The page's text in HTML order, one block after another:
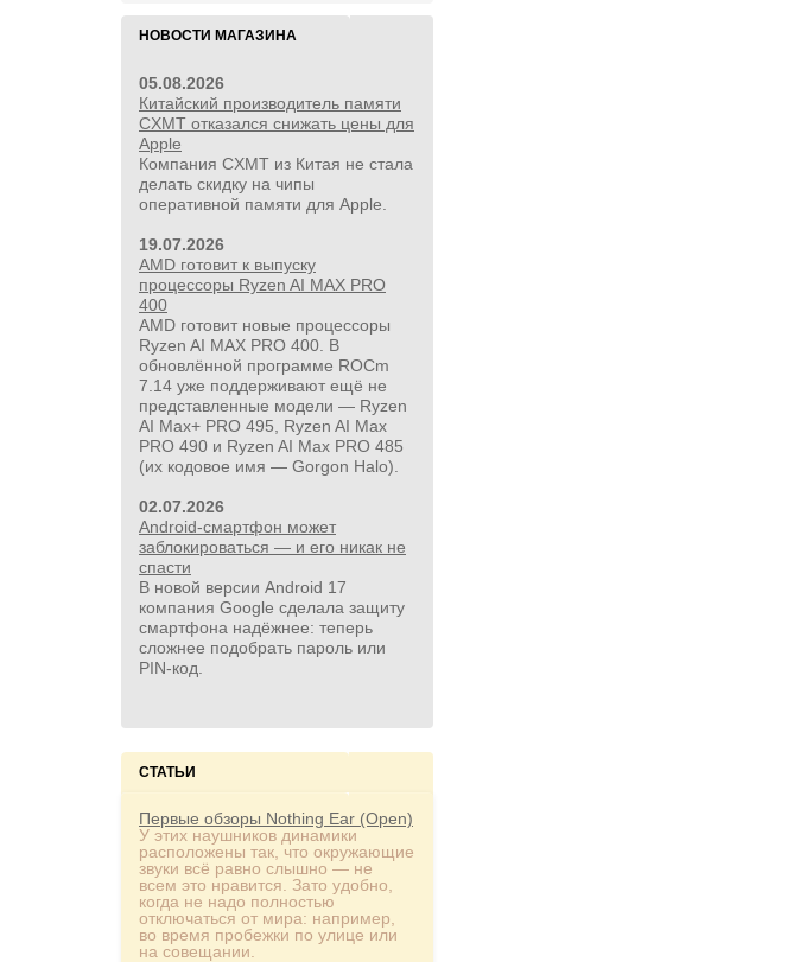
24 500руб.
УШМ болгарка Milwaukee M18
FUEL 2888-20 125 мм, красный
НОВОСТИ МАГАЗИНА
05.08.2026
Китайский производитель памяти
CXMT отказался снижать цены для
Apple
Компания CXMT из Китая не стала
делать скидку на чипы
оперативной памяти для Apple.
19.07.2026
AMD готовит к выпуску
процессоры Ryzen AI MAX PRO
400
AMD готовит новые процессоры
Ryzen AI MAX PRO 400. В
обновлённой программе ROCm
7.14 уже поддерживают ещё не
представленные модели — Ryzen
AI Max+ PRO 495, Ryzen AI Max
PRO 490 и Ryzen AI Max PRO 485
(их кодовое имя — Gorgon Halo).
02.07.2026
Android-смартфон может
заблокироваться — и его никак не
спасти
В новой версии Android 17
компания Google сделала защиту
смартфона надёжнее: теперь
сложнее подобрать пароль или
PIN‑код.
СТАТЬИ
Первые обзоры Nothing Ear (Open)
У этих наушников динамики
расположены так, что окружающие
звуки всё равно слышно — не
всем это нравится. Зато удобно,
когда не надо полностью
отключаться от мира: например,
во время пробежки по улице или
на совещании.